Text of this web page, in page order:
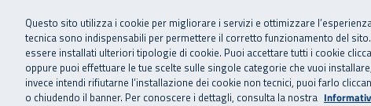
Vai al menu principale
Vai al contenuto principale
Vai al Footer
SuperAbile - il Contact Center Inail per il mondo della disabilità
Home Chi siamo Storie, news ed
Questo sito utilizza i cookie per migliorare i servizi e ottimizzare
tecnica sono indispensabili per permettere il corretto funzionamento del
essere installati ulteriori tipologie di cookie. Puoi accettare tutti i cookie
oppure puoi effettuare le tue scelte sulle singole categorie che vuoi installare,
invece intendi rifiutarne l’installazione dei cookie non tecnici, puoi farlo
o chiudendo il banner. Per conoscere i dettagli, consulta la nostra